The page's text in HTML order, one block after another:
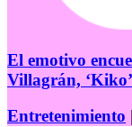
El emotivo
Villagrán, ‘Kiko’
Entretenimiento